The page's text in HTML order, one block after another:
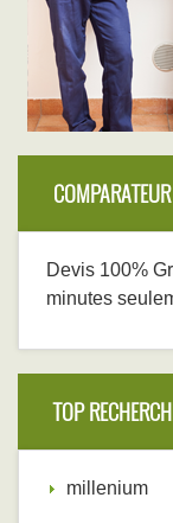
Devis 100%
minutes
TOP
millenium